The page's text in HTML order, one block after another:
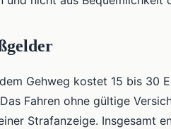
Gehweg kostet 15 bis 30
Fahren ohne gültige
Strafanzeige. Insgesamt